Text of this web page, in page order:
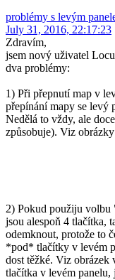
problémy s levým
July 31, 2016, 22:17:23
Zdravím,
jsem nový uživatel
dva problémy:
1) Při přepnutí map v
přepínání mapy se levý
Nedělá to vždy, ale
způsobuje). Viz
2) Pokud použiju volbu
jsou alespoň 4 tlačítka,
odemknout, protože to
*pod* tlačítky v levém
dost těžké. Viz
tlačítka v levém panelu,